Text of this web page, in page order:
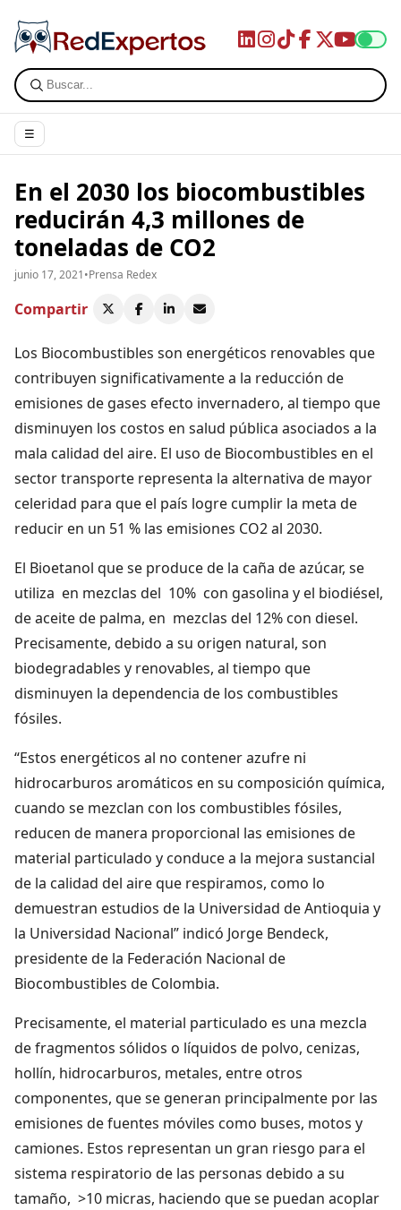
☰
En el 2030 los biocombustibles
reducirán 4,3 millones de
toneladas de CO2
junio 17, 2021•Prensa Redex
Compartir
Los Biocombustibles son energéticos renovables que
contribuyen significativamente a la reducción de
emisiones de gases efecto invernadero, al tiempo que
disminuyen los costos en salud pública asociados a la
mala calidad del aire. El uso de Biocombustibles en el
sector transporte representa la alternativa de mayor
celeridad para que el país logre cumplir la meta de
reducir en un 51 % las emisiones CO2 al 2030.
El Bioetanol que se produce de la caña de azúcar, se
utiliza en mezclas del 10% con gasolina y el biodiésel,
de aceite de palma, en mezclas del 12% con diesel.
Precisamente, debido a su origen natural, son
biodegradables y renovables, al tiempo que
disminuyen la dependencia de los combustibles
fósiles.
“Estos energéticos al no contener azufre ni
hidrocarburos aromáticos en su composición química,
cuando se mezclan con los combustibles fósiles,
reducen de manera proporcional las emisiones de
material particulado y conduce a la mejora sustancial
de la calidad del aire que respiramos, como lo
demuestran estudios de la Universidad de Antioquia y
la Universidad Nacional” indicó Jorge Bendeck,
presidente de la Federación Nacional de
Biocombustibles de Colombia.
Precisamente, el material particulado es una mezcla
de fragmentos sólidos o líquidos de polvo, cenizas,
hollín, hidrocarburos, metales, entre otros
componentes, que se generan principalmente por las
emisiones de fuentes móviles como buses, motos y
camiones. Estos representan un gran riesgo para el
sistema respiratorio de las personas debido a su
tamaño, >10 micras, haciendo que se puedan acoplar